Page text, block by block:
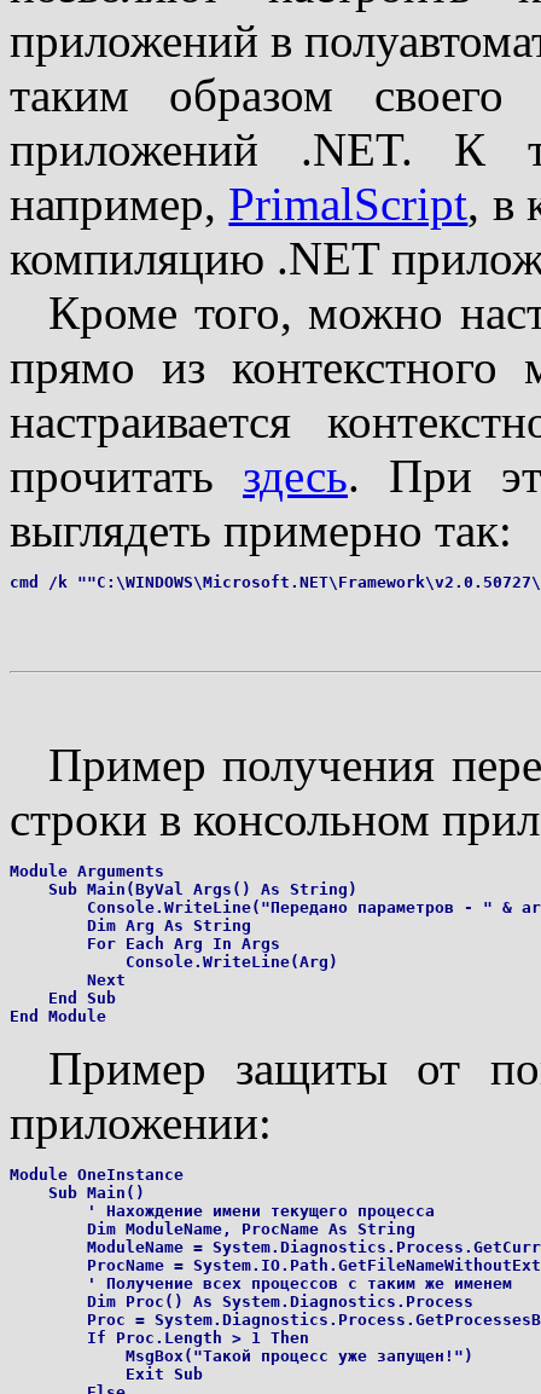
приложений в
таким образом своего
приложений .NET. К
например, PrimalScript, в
компиляцию .NET
Кроме того, можно
прямо из
настраивается
прочитать здесь. При
выглядеть примерно так:
Пример получения
строки в консольном
Module Arguments
    Sub Main(ByVal Args() As String)
Console.WriteLine("Передано параметров - " &
        Dim Arg As String
        For Each Arg In Args
            Console.WriteLine(Arg)
        Next
    End Sub
Пример защиты от
приложении:
Module OneInstance
    Sub Main()
        ' Нахождение имени текущего процесса
        Dim ModuleName, ProcName As String
ModuleName =
ProcName =
        ' Получение всех процессов с таким же именем
        Dim Proc() As System.Diagnostics.Process
Proc =
        If Proc.Length > 1 Then
            MsgBox("Такой процесс уже запущен!")
            Exit Sub